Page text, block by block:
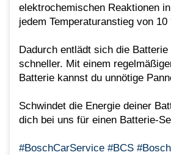
elektrochemischen Reaktionen
jedem Temperaturanstieg von 10
Dadurch entlädt sich die
schneller. Mit einem
Batterie kannst du unnötige
Schwindet die Energie deiner
dich bei uns für einen Batterie-
#BoschCarService #BCS #Bosch